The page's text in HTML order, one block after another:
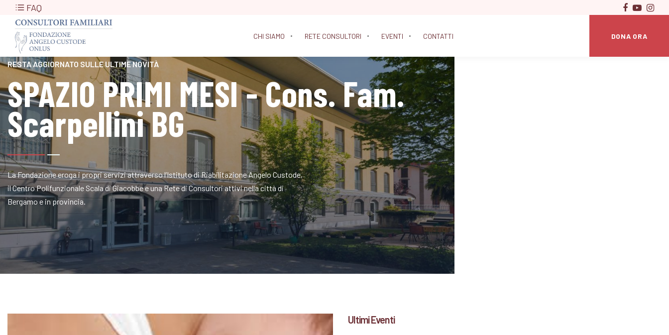
FAQ
CHI SIAMO RETE CONSULTORI EVENTI CONTATTI DONA ORA
RESTA AGGIORNATO SULLE ULTIME NOVITÀ
SPAZIO PRIMI MESI - Cons. Fam.
Scarpellini BG
La Fondazione eroga i propri servizi attraverso l’Istituto di Riabilitazione Angelo Custode,
il Centro Polifunzionale Scala di Giacobbe e una Rete di Consultori attivi nella città di
Bergamo e in provincia.
Ultimi Eventi